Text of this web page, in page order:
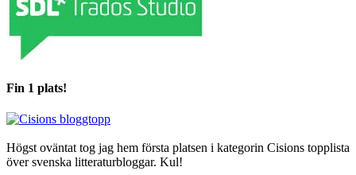
Fin 1 plats!
Högst oväntat tog jag hem första platsen i kategorin Cisions topplista
över svenska litteraturbloggar. Kul!